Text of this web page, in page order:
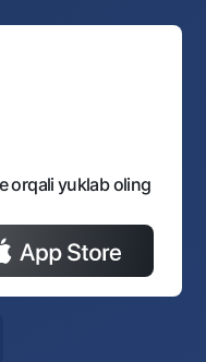
rozilik berish
muhokama qilish
Faoliyat Milliy
orqali yuklab oling